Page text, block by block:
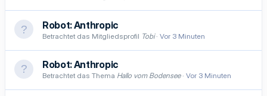
Robot:Anthropic
Betrachtet das Mitgliedsprofil Tobi Vor 3 Minuten
Robot:Anthropic
Betrachtet das Thema Hallo vom Bodensee Vor 3 Minuten